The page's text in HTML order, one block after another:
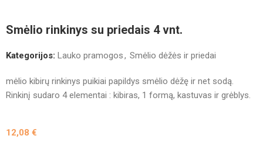
Smėlio rinkinys su priedais 4 vnt.
Kategorijos: Lauko pramogos, Smėlio dėžės ir priedai
mėlio kibirų rinkinys puikiai papildys smėlio dėžę ir net sodą.
Rinkinį sudaro 4 elementai : kibiras, 1 formą, kastuvas ir grėblys.
12,08€